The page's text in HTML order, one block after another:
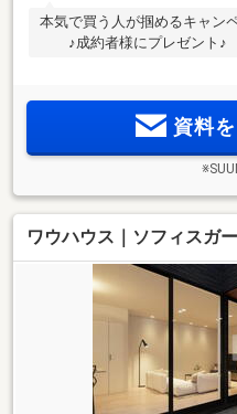
本気で買う人が掴めるキャン
♪成約者様にプレゼント♪
資料
ワウハウス｜ソフィスガ